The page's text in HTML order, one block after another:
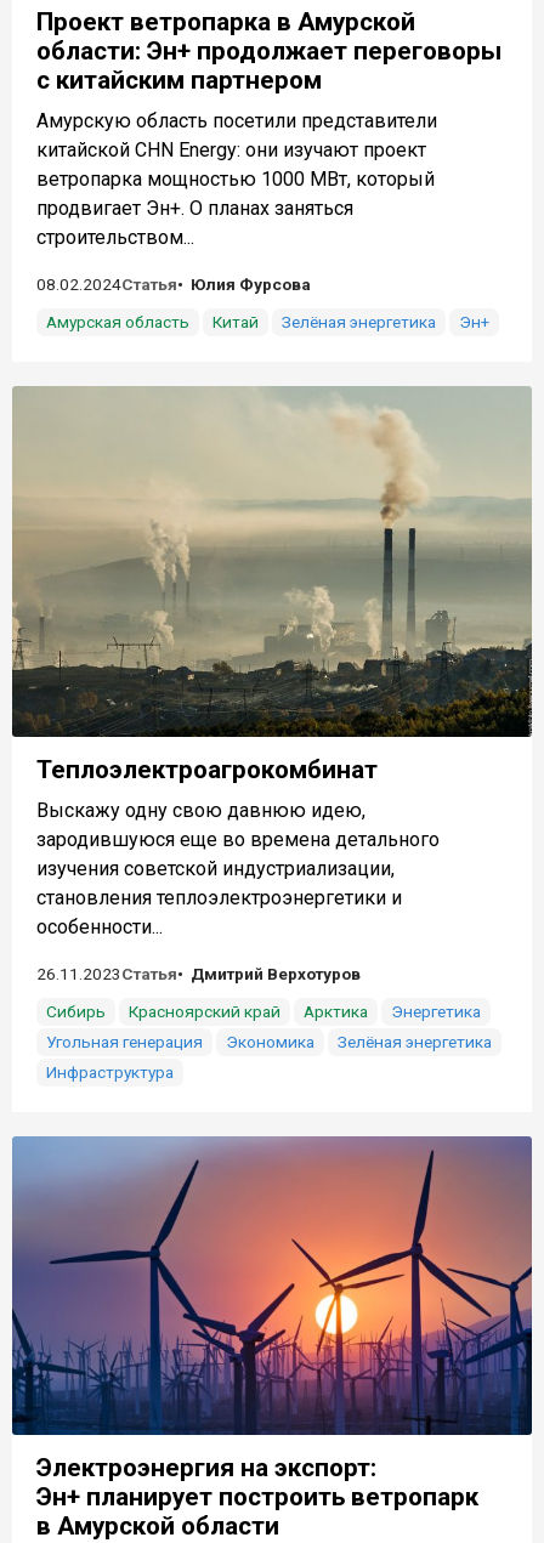
Проект ветропарка в Амурской
области: Эн+ продолжает переговоры
с китайским партнером
Амурскую область посетили представители
китайской CHN Energy: они изучают проект
ветропарка мощностью 1000 МВт, который
продвигает Эн+. О планах заняться
строительством...
08.02.2024Статья
Юлия Фурсова
Амурская область
Китай Зелёная энергетика Эн+
Теплоэлектроагрокомбинат
Выскажу одну свою давнюю идею,
зародившуюся еще во времена детального
изучения советской индустриализации,
становления теплоэлектроэнергетики и
особенности...
26.11.2023Статья
Дмитрий Верхотуров
Сибирь
Красноярский край Арктика
Энергетика
Угольная генерация
Экономика
Зелёная энергетика
Инфраструктура
Электроэнергия на экспорт:
Эн+ планирует построить ветропарк
в Амурской области